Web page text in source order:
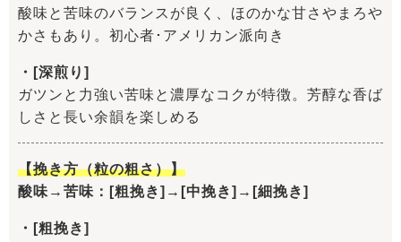
酸味と苦味のバランスが良く、ほのかな甘さやまろや
かさもあり。初心者･アメリカン派向き
・[深煎り]
ガツンと力強い苦味と濃厚なコクが特徴。芳醇な香ば
しさと長い余韻を楽しめる
【挽き方（粒の粗さ）】
酸味→苦味：[粗挽き]→[中挽き]→[細挽き]
・[粗挽き]